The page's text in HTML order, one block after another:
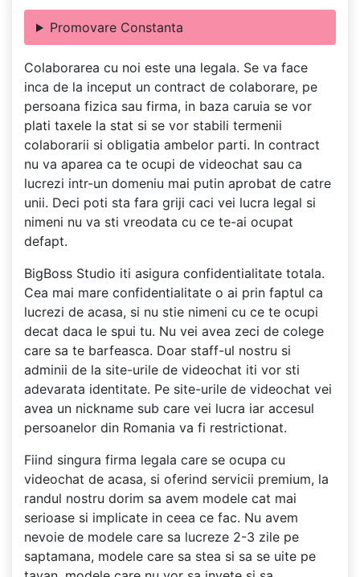
Promovare Constanta
Colaborarea cu noi este una legala. Se va face
inca de la inceput un contract de colaborare, pe
persoana fizica sau firma, in baza caruia se vor
plati taxele la stat si se vor stabili termenii
colaborarii si obligatia ambelor parti. In contract
nu va aparea ca te ocupi de videochat sau ca
lucrezi intr-un domeniu mai putin aprobat de catre
unii. Deci poti sta fara griji caci vei lucra legal si
nimeni nu va sti vreodata cu ce te-ai ocupat
defapt.
BigBoss Studio iti asigura confidentialitate totala.
Cea mai mare confidentialitate o ai prin faptul ca
lucrezi de acasa, si nu stie nimeni cu ce te ocupi
decat daca le spui tu. Nu vei avea zeci de colege
care sa te barfeasca. Doar staff-ul nostru si
adminii de la site-urile de videochat iti vor sti
adevarata identitate. Pe site-urile de videochat vei
avea un nickname sub care vei lucra iar accesul
persoanelor din Romania va fi restrictionat.
Fiind singura firma legala care se ocupa cu
videochat de acasa, si oferind servicii premium, la
randul nostru dorim sa avem modele cat mai
serioase si implicate in ceea ce fac. Nu avem
nevoie de modele care sa lucreze 2-3 zile pe
saptamana, modele care sa stea si sa se uite pe